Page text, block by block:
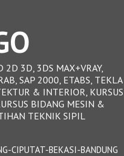
2D 3D, 3DS MAX+VRAY,
SAP 2000, ETABS, TEKLA
& INTERIOR, KURSUS
BIDANG MESIN &
TEKNIK SIPIL
CIPUTAT-BEKASI-BANDUNG